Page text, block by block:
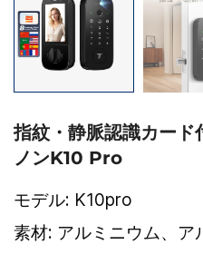
指紋・静脈認識カー
ノンK10 Pro
モデル: K10pro
素材: アルミニウム、ア